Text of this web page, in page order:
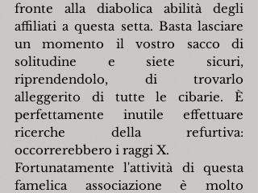
fronte alla diabolica abilità degli
affiliati a questa setta. Basta lasciare
un momento il vostro sacco di
solitudine e siete sicuri,
riprendendolo, di trovarlo
alleggerito di tutte le cibarie. È
perfettamente inutile effettuare
ricerche della refurtiva:
occorrerebbero i raggi X.
Fortunatamente l'attività di questa
famelica associazione è molto